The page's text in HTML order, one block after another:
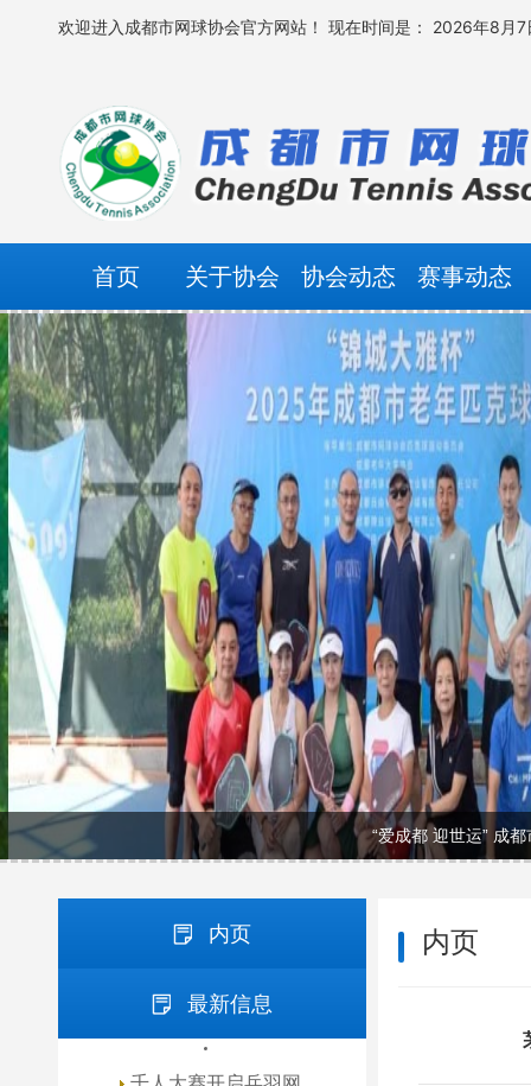
欢迎进入成都市网球协会官方网站！ 现在时间是： 2026年8月
首页 关于协会 协会动态 赛事动态
“爱成都 迎世运” 成
内页
最新信息
内页